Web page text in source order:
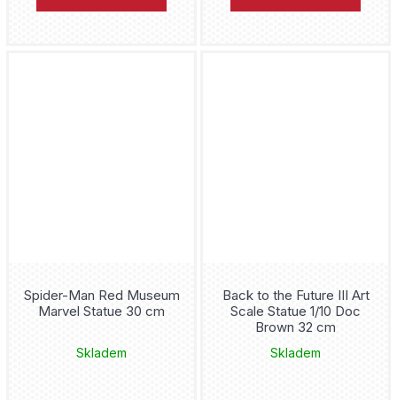
Spider-Man Red Museum
Marvel Statue 30 cm
Skladem
Back to the Future III Art
Scale Statue 1/10 Doc
Brown 32 cm
Skladem